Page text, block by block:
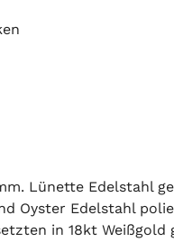
Lünette Edelstahl
Oyster Edelstahl
in 18kt Weißgold